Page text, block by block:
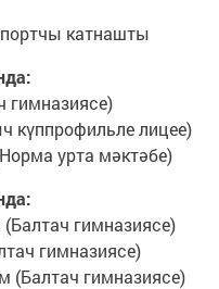
катнашты
гимназиясе)
күппрофильле лицее)
урта мәктәбе)
гимназиясе)
гимназиясе)
(Балтач гимназиясе)